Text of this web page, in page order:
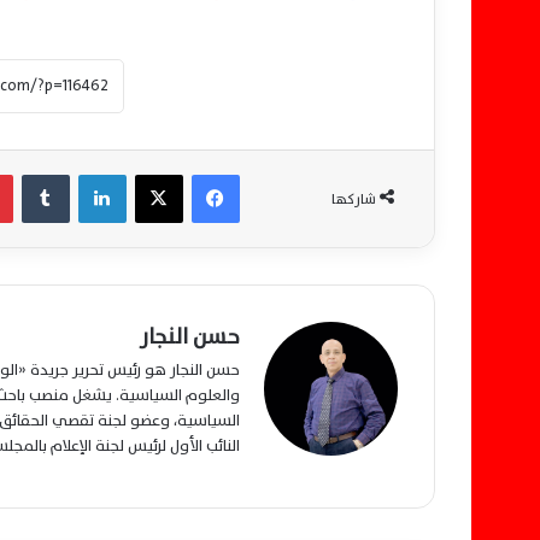
شاركها
فيسبوك ‫X لينكدإن
حسن النجار
حسن النجار هو رئيس تحرير جريدة
والعلوم السياسية. يشغل منصب
السياسية، وعضو لجنة تقصي
النائب الأول لرئيس لجنة الإعلام